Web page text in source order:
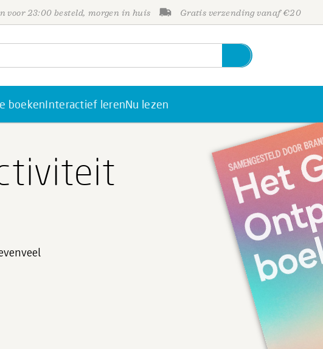
voor 23:00 besteld, morgen in huis Gratis verzending vanaf €20
boekenInteractief lerenNu lezen
Personen
Trefwoorden